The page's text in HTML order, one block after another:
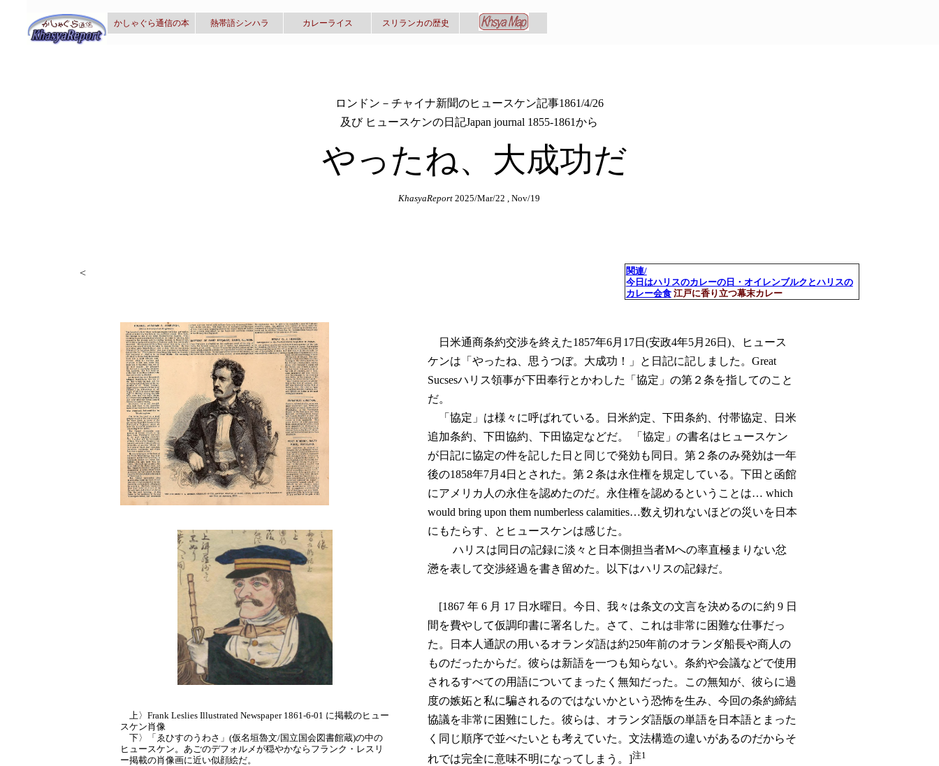
かしゃぐら通信の本 熱帯語シンハラ カレーライス スリランカの歴史
ロンドン－チャイナ新聞のヒュースケン記事1861/4/26
及び ヒュースケンの日記Japan journal 1855-1861から
やったね、大成功だ
KhasyaReport 2025/Mar/22 , Nov/19
<
関連/
今日はハリスのカレーの日・オイレンブルクとハリスの
カレー会食江戸に香り立つ幕末カレー
上〉Frank Leslies Illustrated Newspaper 1861-6-01 に掲載のヒュー
スケン肖像
下〉「ゑひすのうわさ」(仮名垣魯文/国立国会図書館蔵)の中の
ヒュースケン。あごのデフォルメが穏やかならフランク・レスリ
ー掲載の肖像画に近い似顔絵だ。
日米通商条約交渉を終えた1857年6月17日(安政4年5月26日)、ヒュース
ケンは「やったね、思うつぼ。大成功！」と日記に記しました。Great
Sucsesハリス領事が下田奉行とかわした「協定」の第２条を指してのこと
だ。
「協定」は様々に呼ばれている。日米約定、下田条約、付帯協定、日米
追加条約、下田協約、下田協定などだ。 「協定」の書名はヒュースケン
が日記に協定の件を記した日と同じで発効も同日。第２条のみ発効は一年
後の1858年7月4日とされた。第２条は永住権を規定している。下田と函館
にアメリカ人の永住を認めたのだ。永住権を認めるということは… which
would bring upon them numberless calamities…数え切れないほどの災いを日本
にもたらす、とヒュースケンは感じた。
ハリスは同日の記録に淡々と日本側担当者Mへの率直極まりない忿
懣を表して交渉経過を書き留めた。以下はハリスの記録だ。
[1867 年 6 月 17 日水曜日。今日、我々は条文の文言を決めるのに約 9 日
間を費やして仮調印書に署名した。さて、これは非常に困難な仕事だっ
た。日本人通訳の用いるオランダ語は約250年前のオランダ船長や商人の
ものだったからだ。彼らは新語を一つも知らない。条約や会議などで使用
されるすべての用語についてまったく無知だった。この無知が、彼らに過
度の嫉妬と私に騙されるのではないかという恐怖を生み、今回の条約締結
協議を非常に困難にした。彼らは、オランダ語版の単語を日本語とまった
く同じ順序で並べたいとも考えていた。文法構造の違いがあるのだからそ
れでは完全に意味不明になってしまう。]注1